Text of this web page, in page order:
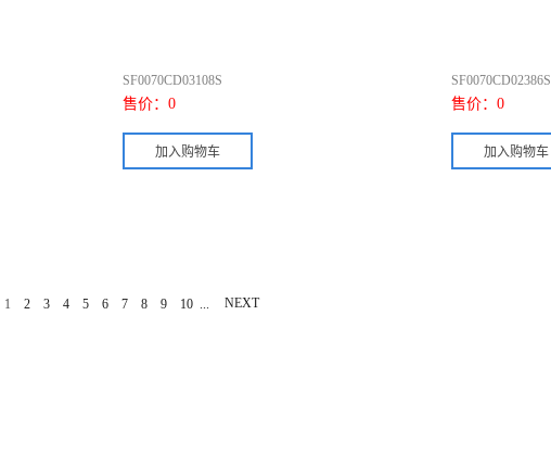
SF0070CD03108S
售价： 0
SF0070CD02386S
售价： 0
1 2 3 4 5 6 7 8 9 10 NEXT